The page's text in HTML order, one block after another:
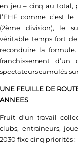
en jeu – cinq au total,
l’EHF comme c’est
(2ème division), le
véritable temps fort de
reconduire la
franchissement
spectateurs cumulés
UNE FEUILLE DE
ANNEES
Fruit d’un travail
clubs, entraineurs,
2030 fixe cinq priorités :